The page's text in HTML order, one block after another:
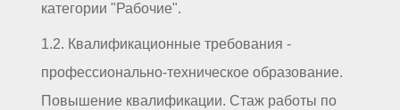
категории "Рабочие".
1.2. Квалификационные требования -
профессионально-техническое образование.
Повышение квалификации. Стаж работы по